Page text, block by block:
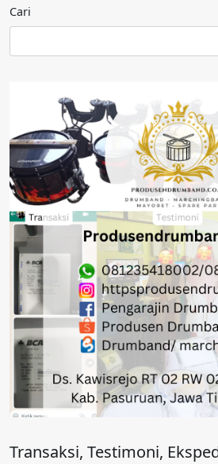
Cari
Transaksi, Testimoni,